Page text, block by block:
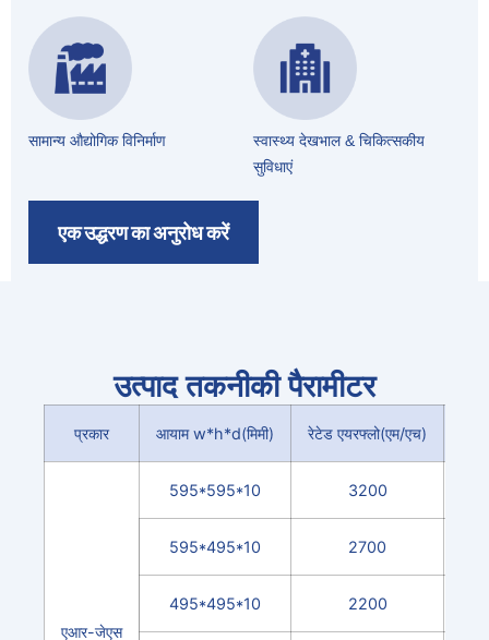
सामान्य औद्योगिक विनिर्माण
स्वास्थ्य देखभाल & चिकित्सकीय
सुविधाएं
एक उद्धरण का अनुरोध करें
उत्पाद तकनीकी पैरामीटर
प्रकार आयाम w*h*d(मिमी) रेटेड एयरफ्लो(एम/एच)
एआर-जेएस
595*595*10 3200
595*495*10 2700
495*495*10 2200